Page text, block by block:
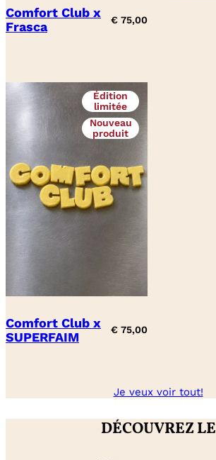
Comfort Club x
Frasca
€ 75,00
Édition
limitée
Nouveau
produit
Comfort Club x
SUPERFAIM
€ 75,00
Je veux voir tout!
DÉCOUVREZ LE